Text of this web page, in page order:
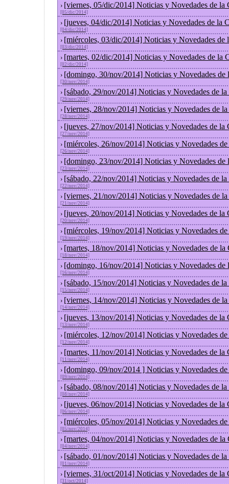
› [viernes, 05/dic/2014] Noticias y Novedades de la
[05/dic/2014]
› [jueves, 04/dic/2014] Noticias y Novedades de la
[04/dic/2014]
› [miércoles, 03/dic/2014] Noticias y Novedades de
[03/dic/2014]
› [martes, 02/dic/2014] Noticias y Novedades de la
[02/dic/2014]
› [domingo, 30/nov/2014] Noticias y Novedades de
[30/nov/2014]
› [sábado, 29/nov/2014] Noticias y Novedades de
[29/nov/2014]
› [viernes, 28/nov/2014] Noticias y Novedades de
[28/nov/2014]
› [jueves, 27/nov/2014] Noticias y Novedades de la
[27/nov/2014]
› [miércoles, 26/nov/2014] Noticias y Novedades
[26/nov/2014]
› [domingo, 23/nov/2014] Noticias y Novedades de
[23/nov/2014]
› [sábado, 22/nov/2014] Noticias y Novedades de
[22/nov/2014]
› [viernes, 21/nov/2014] Noticias y Novedades de
[21/nov/2014]
› [jueves, 20/nov/2014] Noticias y Novedades de la
[20/nov/2014]
› [miércoles, 19/nov/2014] Noticias y Novedades
[19/nov/2014]
› [martes, 18/nov/2014] Noticias y Novedades de la
[18/nov/2014]
› [domingo, 16/nov/2014] Noticias y Novedades de
[16/nov/2014]
› [sábado, 15/nov/2014] Noticias y Novedades de
[15/nov/2014]
› [viernes, 14/nov/2014] Noticias y Novedades de
[14/nov/2014]
› [jueves, 13/nov/2014] Noticias y Novedades de la
[13/nov/2014]
› [miércoles, 12/nov/2014] Noticias y Novedades
[12/nov/2014]
› [martes, 11/nov/2014] Noticias y Novedades de la
[11/nov/2014]
› [domingo, 09/nov/2014 ] Noticias y Novedades
[09/nov/2014]
› [sábado, 08/nov/2014] Noticias y Novedades de
[08/nov/2014]
› [jueves, 06/nov/2014] Noticias y Novedades de la
[06/nov/2014]
› [miércoles, 05/nov/2014] Noticias y Novedades
[05/nov/2014]
› [martes, 04/nov/2014] Noticias y Novedades de la
[04/nov/2014]
› [sábado, 01/nov/2014] Noticias y Novedades de
[01/nov/2014]
› [viernes, 31/oct/2014] Noticias y Novedades de la
[31/oct/2014]